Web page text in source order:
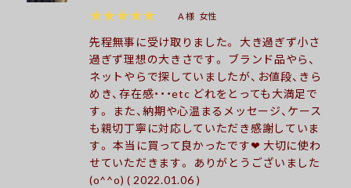
★★★★★
A 様 女性
先程無事に受け取りました。 大き過ぎず小さ
過ぎず理想の大きさです。 ブランド品やら、
ネットやらで探していましたが、お値段、きら
めき、存在感・・・etc どれをとっても大満足で
す。 また、納期や心温まるメッセージ、ケース
も親切丁寧に対応していただき感謝していま
す。 本当に買って良かったです❤︎ 大切に使わ
せていただきます。 ありがとうございました
(o^^o) ( 2022.01.06 )